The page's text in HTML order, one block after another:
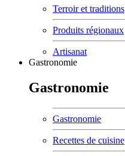
Terroir et traditions
Produits régionaux
Artisanat
Gastronomie
Gastronomie
Gastronomie
Recettes de cuisine